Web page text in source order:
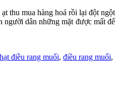
thu mua hàng hoá rồi lại đột ngột
người dân những mặt được mất để
hạt điều rang muối, điều rang muối,